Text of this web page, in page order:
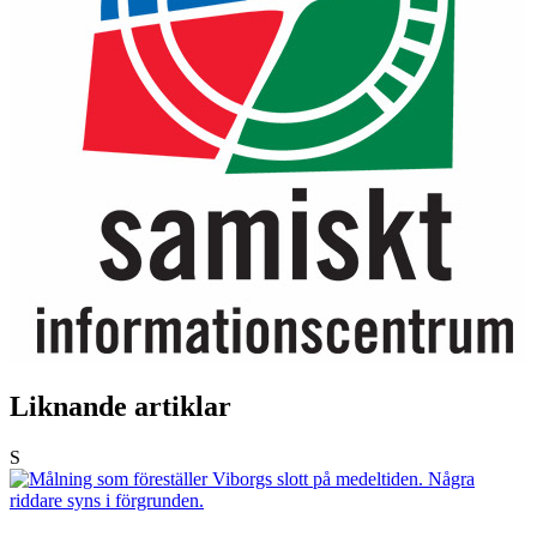
Liknande artiklar
S